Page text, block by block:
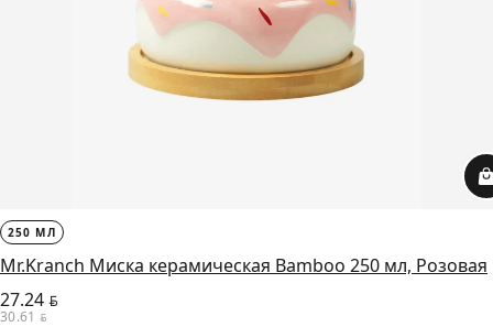
250 МЛ
Mr.Kranch Миска керамическая Bamboo 250 мл, Розовая
27.24 BYN
30.61 BYN